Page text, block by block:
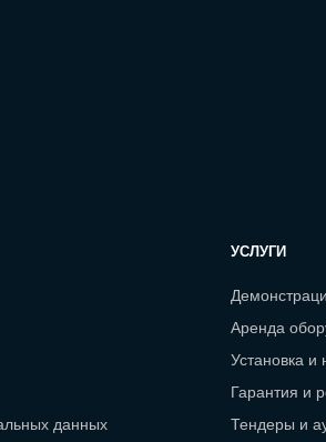
данных
УСЛУГИ
Аренда
Установка и
Гарантия и
Тендеры и